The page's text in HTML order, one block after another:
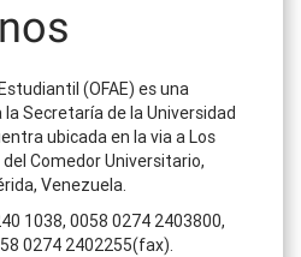
(OFAE) es una
Secretaría de la Universidad
ubicada en la via a Los
Comedor Universitario,
Venezuela.
1038, 0058 0274 2403800,
0274 2402255(fax).